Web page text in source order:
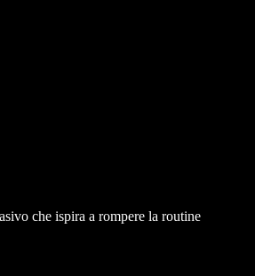
che ispira a rompere la routine